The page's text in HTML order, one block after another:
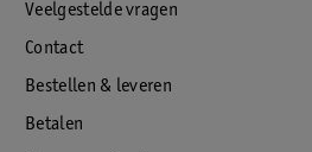
Veelgestelde vragen
Contact
Bestellen & leveren
Betalen